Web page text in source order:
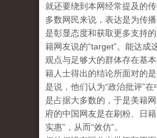
就还要绕到本网经常提及的
多数网民来说，表达是为传
是彰显态度和获取更多支持
籍网友说的“target”。能达成
观点与足够大的群体存在基
籍人士得出的结论所面对的
是说，他们认为“政治批评”
是占据大多数的，于是美籍
府的中国网友是在刷粉、日
实惠”，从而“效仿”。